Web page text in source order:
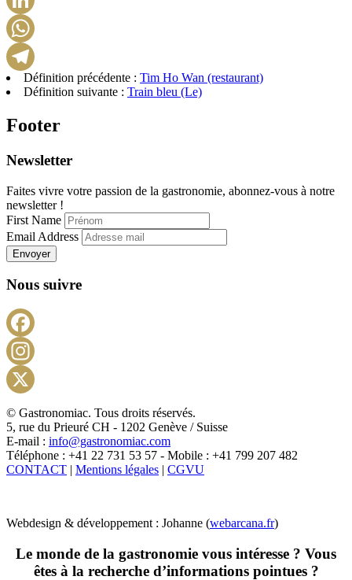
Telegram
Définition précédente : Tim Ho Wan (restaurant)
Définition suivante : Train bleu (Le)
Footer
Newsletter
Faites vivre votre passion de la gastronomie, abonnez-vous à notre
newsletter !
First Name
Email Address
Envoyer
Nous suivre
X
© Gastronomiac. Tous droits réservés.
5, rue du Prieuré CH - 1202 Genève / Suisse
E-mail : info@gastronomiac.com
Téléphone : +41 22 731 53 57 - Mobile : +41 799 207 482
CONTACT | Mentions légales | CGVU
Webdesign & développement : Johanne (webarcana.fr)
Le monde de la gastronomie vous intéresse ? Vous
êtes à la recherche d’informations pointues ?